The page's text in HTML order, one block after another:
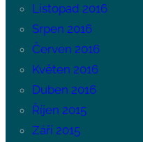
Listopad 2016
Srpen 2016
Červen 2016
Květen 2016
Duben 2016
Říjen 2015
Září 2015